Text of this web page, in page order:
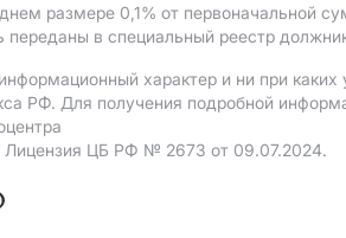
размере 0,1% от первоначальной
в специальный реестр
характер и ни при
РФ. Для получения подробной
Лицензия ЦБ РФ № 2673 от 09.07.2024.